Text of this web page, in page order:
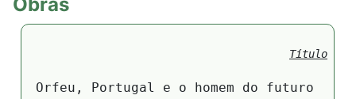
Título
Orfeu, Portugal e o homem do futuro